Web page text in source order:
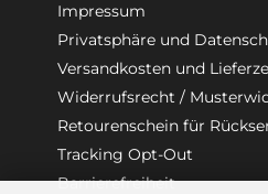
Impressum
Privatsphäre und
Versandkosten und
Widerrufsrecht /
Retourenschein für
Tracking Opt-Out
Barrierefreiheit